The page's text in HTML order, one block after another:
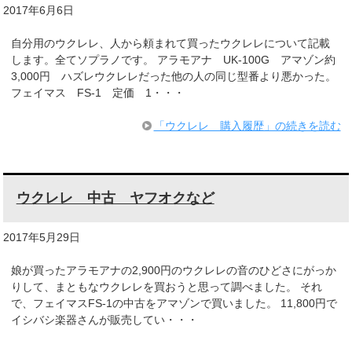
2017年6月6日
自分用のウクレレ、人から頼まれて買ったウクレレについて記載
します。全てソプラノです。 アラモアナ UK-100G アマゾン約
3,000円 ハズレウクレレだった他の人の同じ型番より悪かった。
フェイマス FS-1 定価 1・・・
「ウクレレ 購入履歴」の続きを読む
ウクレレ 中古 ヤフオクなど
2017年5月29日
娘が買ったアラモアナの2,900円のウクレレの音のひどさにがっか
りして、まともなウクレレを買おうと思って調べました。 それ
で、フェイマスFS-1の中古をアマゾンで買いました。 11,800円で
イシバシ楽器さんが販売してい・・・